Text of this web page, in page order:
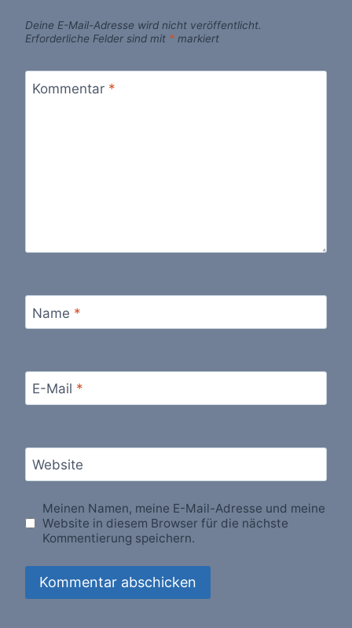
Deine E-Mail-Adresse wird nicht veröffentlicht.
Erforderliche Felder sind mit * markiert
Kommentar *
Name *
E-Mail *
Website
Meinen Namen, meine E-Mail-Adresse und meine
Website in diesem Browser für die nächste
Kommentierung speichern.